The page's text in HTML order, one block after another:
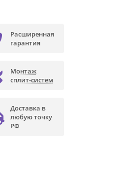
Расширенная
гарантия
Монтаж
сплит-систем
Доставка в
любую точку
РФ